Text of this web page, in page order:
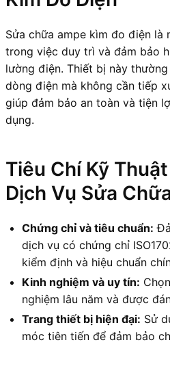
Sửa chữa ampe kìm đo điện là
trong việc duy trì và đảm bảo
lường điện. Thiết bị này
dòng điện mà không cần tiếp
giúp đảm bảo an toàn và tiện
dụng.
Tiêu Chí Kỹ
Dịch Vụ Sửa
Chứng chỉ và tiêu chuẩn:
dịch vụ có chứng chỉ
kiểm định và hiệu chuẩn
Kinh nghiệm và uy tín:
nghiệm lâu năm và được
Trang thiết bị hiện đại: Sử
móc tiên tiến để đảm bảo